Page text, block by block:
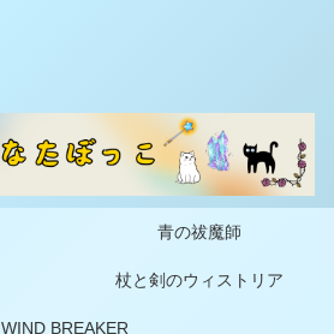
青の祓魔師
杖と剣のウィストリア
WIND BREAKER